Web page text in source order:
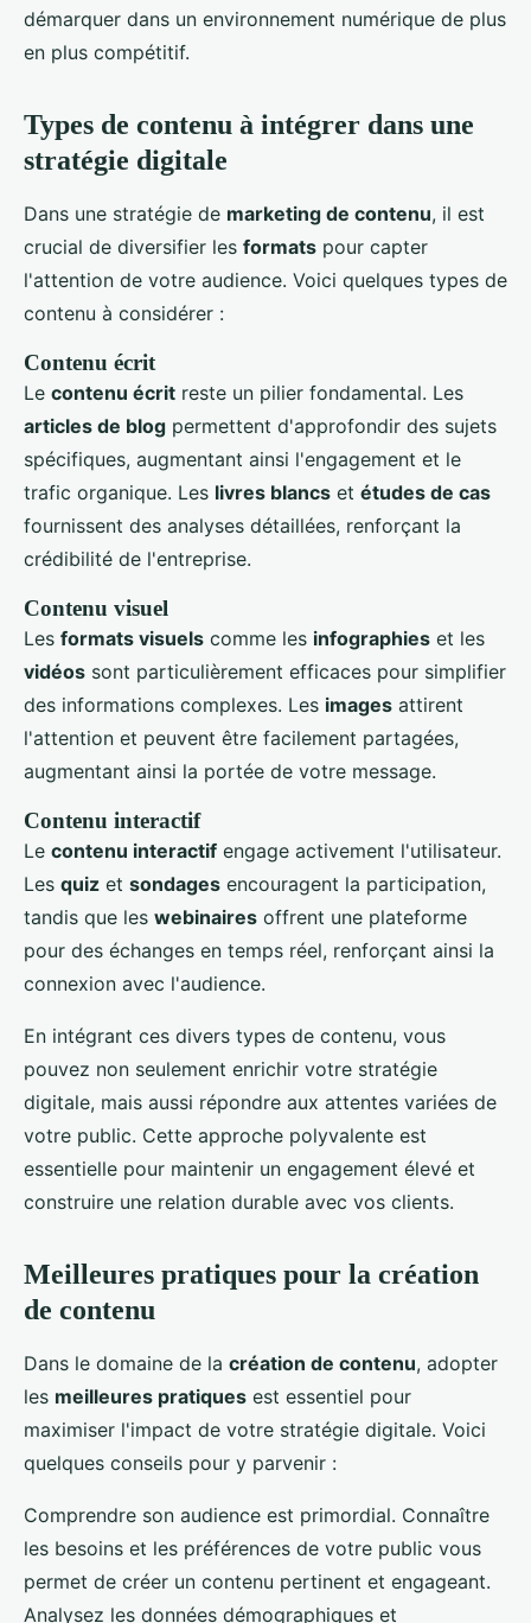
démarquer dans un environnement numérique de plus
en plus compétitif.
Types de contenu à intégrer dans une
stratégie digitale
Dans une stratégie de marketing de contenu, il est
crucial de diversifier les formats pour capter
l'attention de votre audience. Voici quelques types de
contenu à considérer :
Contenu écrit
Le contenu écrit reste un pilier fondamental. Les
articles de blog permettent d'approfondir des sujets
spécifiques, augmentant ainsi l'engagement et le
trafic organique. Les livres blancs et études de cas
fournissent des analyses détaillées, renforçant la
crédibilité de l'entreprise.
Contenu visuel
Les formats visuels comme les infographies et les
vidéos sont particulièrement efficaces pour simplifier
des informations complexes. Les images attirent
l'attention et peuvent être facilement partagées,
augmentant ainsi la portée de votre message.
Contenu interactif
Le contenu interactif engage activement l'utilisateur.
Les quiz et sondages encouragent la participation,
tandis que les webinaires offrent une plateforme
pour des échanges en temps réel, renforçant ainsi la
connexion avec l'audience.
En intégrant ces divers types de contenu, vous
pouvez non seulement enrichir votre stratégie
digitale, mais aussi répondre aux attentes variées de
votre public. Cette approche polyvalente est
essentielle pour maintenir un engagement élevé et
construire une relation durable avec vos clients.
Meilleures pratiques pour la création
de contenu
Dans le domaine de la création de contenu, adopter
les meilleures pratiques est essentiel pour
maximiser l'impact de votre stratégie digitale. Voici
quelques conseils pour y parvenir :
Comprendre son audience est primordial. Connaître
les besoins et les préférences de votre public vous
permet de créer un contenu pertinent et engageant.
Analysez les données démographiques et